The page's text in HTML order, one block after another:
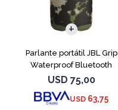
Parlante portátil JBL Grip
Waterproof Bluetooth
Camuflado
USD 75,00
USD 63,75